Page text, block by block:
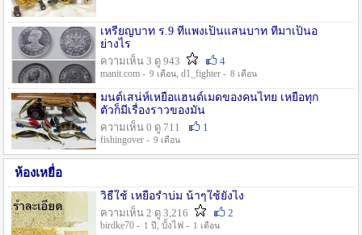
เหรียญบาท ร.9 ที่แพงเป็นแสนบาท ที่มาเป็นอ
ย่างไร
ความเห็น 3 ดู 943
4
manit.com - 9 เดือน, d1_fighter - 8 เดือน
มนต์เสน่ห์เหยื่อแฮนด์เมดของคนไทย เหยื่อทุก
ตัวก็มีเรื่องราวของมัน
ความเห็น 0 ดู 711
1
fishingover - 9 เดือน
ห้องเหยื่อ
วิธืใช้ เหยื่อรำบ่ม น้าๆใช้ยังไง
ความเห็น 2 ดู 3,216
2
birdke70 - 1 ปี , บั้งไฟ - 1 เดือน